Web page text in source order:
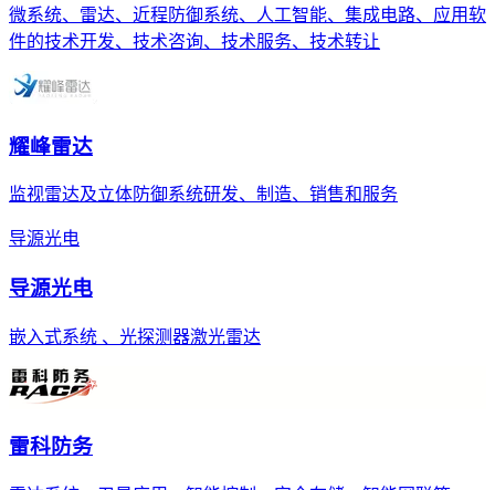
微系统、雷达、近程防御系统、人工智能、集成电路、应用软
件的技术开发、技术咨询、技术服务、技术转让
耀峰雷达
监视雷达及立体防御系统研发、制造、销售和服务
导源光电
导源光电
嵌入式系统 、光探测器激光雷达
雷科防务